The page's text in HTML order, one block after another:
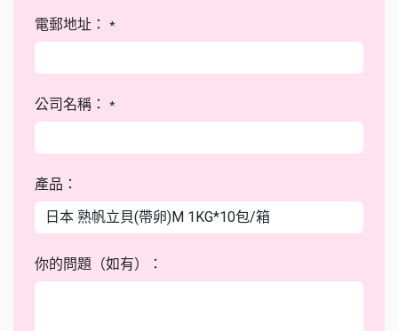
電郵地址： *
公司名稱： *
產品：
你的問題（如有）：